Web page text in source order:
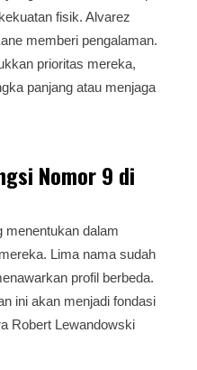
fisik. Alvarez
memberi pengalaman.
prioritas mereka,
panjang atau menjaga
Nomor 9 di
menentukan dalam
Lima nama sudah
profil berbeda.
ini akan menjadi fondasi
Robert Lewandowski